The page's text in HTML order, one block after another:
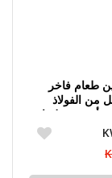
طعام فاخر
من الفولاذ
6 لترات